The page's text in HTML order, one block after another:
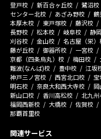
登戸校
新百合ヶ丘校 鷺沼校
センター北校
あざみ野校 鶴
本厚木校
東戸塚校 藤沢校
長野校
松本校 岐阜校 静
刈谷校
金山校 名古屋（栄）
藤が丘校
御器所校 一宮校
京都（四条烏丸）校
梅田校
難波(なんば)校
豊中校 江坂
神戸三ノ宮校
西宮北口校
明石校
奈良大和西大寺校
新山口校
香川高松校 北九州
福岡西新校
大橋校 佐賀校
那覇首里校
関連サービス